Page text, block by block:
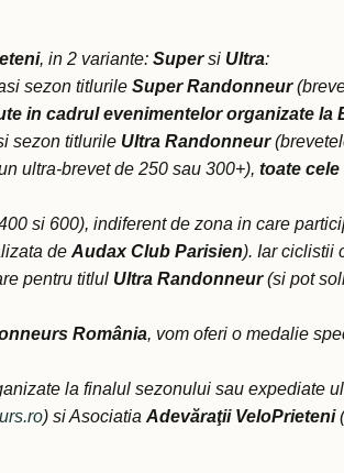
, in 2 variante: Supersi Ultra:
sezon titlurile Super Randonneur
in cadrul evenimentelor organizate la
sezon titlurile Ultra Randonneur
ultra-brevet de 250 sau 300+), toate cele
si 600), indiferent de zona in care
de Audax Club Parisien). Iar ciclistii
pentru titlul Ultra Randonneur(si pot
România, vom oferi o medalie
la finalul sezonului sau expediate
) si Asociatia Adevăraţii VeloPrieteni(